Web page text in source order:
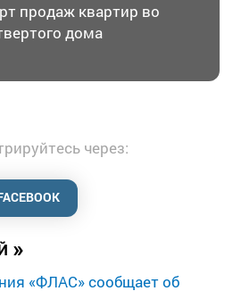
»
«ФЛАС» сообщает об
продаж квартир во
дома
через: